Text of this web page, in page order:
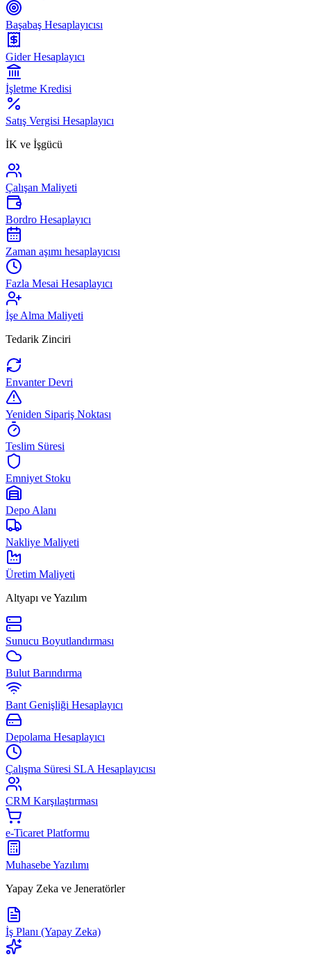
Başabaş Hesaplayıcısı
Gider Hesaplayıcı
İşletme Kredisi
Satış Vergisi Hesaplayıcı
İK ve İşgücü
Çalışan Maliyeti
Bordro Hesaplayıcı
Zaman aşımı hesaplayıcısı
Fazla Mesai Hesaplayıcı
İşe Alma Maliyeti
Tedarik Zinciri
Envanter Devri
Yeniden Sipariş Noktası
Teslim Süresi
Emniyet Stoku
Depo Alanı
Nakliye Maliyeti
Üretim Maliyeti
Altyapı ve Yazılım
Sunucu Boyutlandırması
Bulut Barındırma
Bant Genişliği Hesaplayıcı
Depolama Hesaplayıcı
Çalışma Süresi SLA Hesaplayıcısı
CRM Karşılaştırması
e-Ticaret Platformu
Muhasebe Yazılımı
Yapay Zeka ve Jeneratörler
İş Planı (Yapay Zeka)